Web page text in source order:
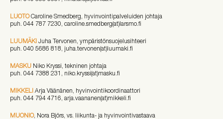
LUOTOCaroline Smedberg, hyvinvointipalveluiden johtaja
puh. 044 787 7230, caroline.smedberg(at)larsmo.fi
LUUMÄKI Juha Tervonen, ympäristönsuojelusihteeri
puh. 040 5686 818, juha.tervonen(at)luumaki.fi
MASKU Niko Kryssi, tekninen johtaja
puh. 044 7388 231, niko.kryssi(at)masku.fi
MIKKELI Arja Väänänen, hyvinvointikoordinaattori
puh. 044 794 4716, arja.vaananen(at)mikkeli.fi
MUONIO, Nora Björs, vs. liikunta- ja hyvinvointivastaava